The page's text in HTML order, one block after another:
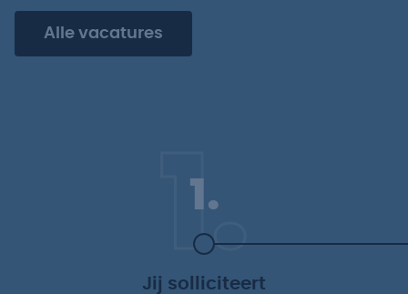
Alle vacatures
1.
1.
Jij solliciteert